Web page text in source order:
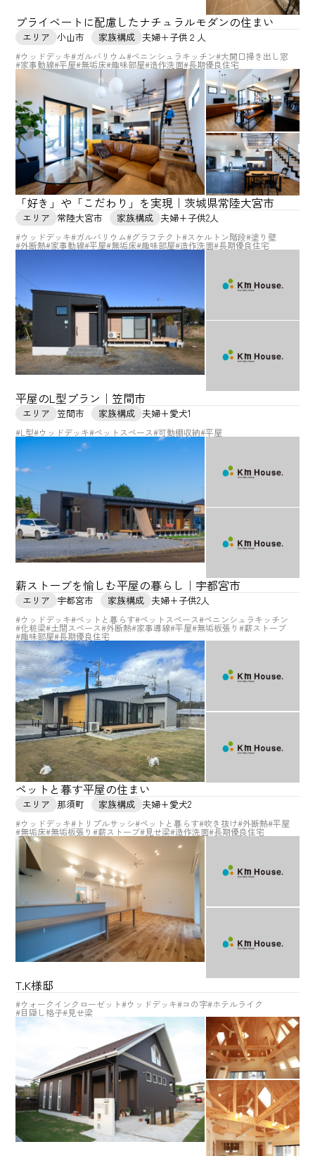
プライベートに配慮したナチュラルモダンの住まい
エリア 小山市 家族構成 夫婦＋子供２人
#ウッドデッキ#ガルバリウム#ペニンシュラキッチン#大開口掃き出し窓
#家事動線#平屋#無垢床#趣味部屋#造作洗面#長期優良住宅
「好き」や「こだわり」を実現｜茨城県常陸大宮市
エリア 常陸大宮市 家族構成 夫婦+子供2人
#ウッドデッキ#ガルバリウム#グラフテクト#スケルトン階段#塗り壁
#外断熱#家事動線#平屋#無垢床#趣味部屋#造作洗面#長期優良住宅
平屋のL型プラン｜笠間市
エリア 笠間市 家族構成 夫婦+愛犬1
#L型#ウッドデッキ#ペットスペース#可動棚収納#平屋
薪ストーブを愉しむ平屋の暮らし｜宇都宮市
エリア 宇都宮市 家族構成 夫婦+子供2人
#ウッドデッキ#ペットと暮らす#ペットスペース#ペニンシュラキッチン
#化粧梁#土間スペース#外断熱#家事導線#平屋#無垢板張り#薪ストーブ
#趣味部屋#長期優良住宅
ペットと暮す平屋の住まい
エリア 那須町 家族構成 夫婦+愛犬2
#ウッドデッキ#トリプルサッシ#ペットと暮らす#吹き抜け#外断熱#平屋
#無垢床#無垢板張り#薪ストーブ#見せ梁#造作洗面#長期優良住宅
T.K様邸
#ウォークインクローゼット#ウッドデッキ#コの字#ホテルライク
#目隠し格子#見せ梁